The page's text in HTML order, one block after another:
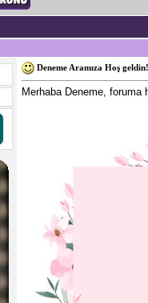
Deneme Aramıza Hoş geldin!
Merhaba Deneme,